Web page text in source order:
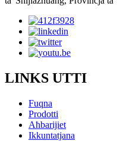
LINKS UTTI
Fuqna
Prodotti
Aħbarijiet
Ikkuntatjana